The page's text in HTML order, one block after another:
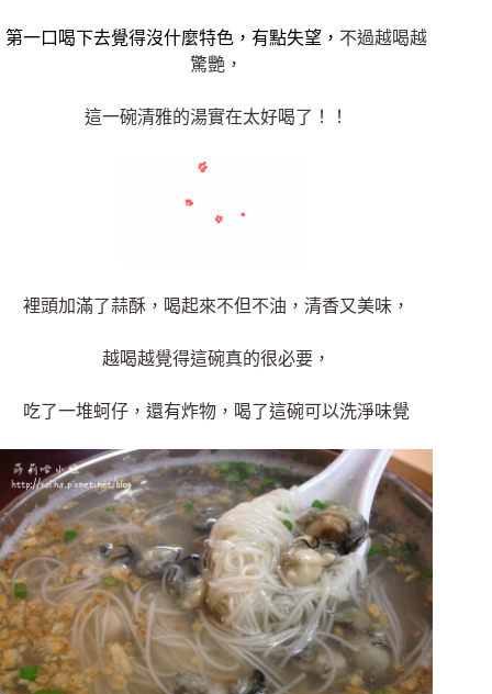
第一口喝下去覺得沒什麼特色，有點失望， 不過越喝越
驚艷，
這一碗清雅的湯實在太好喝了！！
裡頭加滿了蒜酥，喝起來不但不油，清香又美味，
越喝越覺得這碗真的很必要，
吃了一堆蚵仔，還有炸物，喝了這碗可以洗淨味覺